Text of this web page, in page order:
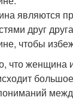
являются
друг
чтобы
что женщина